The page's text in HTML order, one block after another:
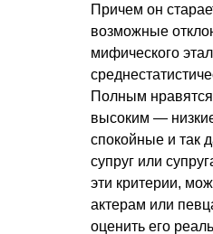
Причем он
возможные
мифического
Полным
высоким —
спокойные и так
супруг или
эти критерии,
актерам или
оценить его